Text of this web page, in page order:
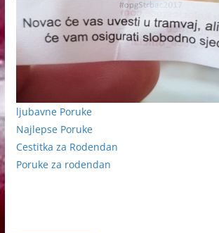
ljubavne Poruke
Najlepse Poruke
Cestitka za Rodendan
Poruke za rodendan